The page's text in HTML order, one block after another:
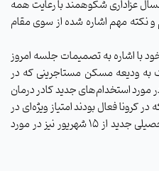
عزاداری شکوهمند با رعایت همه
و نکته مهم اشاره شده از سوی مقام
با اشاره به تصمیمات جلسه امروز
به ودیعه مسکن مستاجرینی که در
مورد استخدام‌های جدید کادر درمان
کرونا فعال بودند امتیاز ویژه‌ای در
نظر گرفته شود و در مورد آغاز سال تحصیلی جدید از ۱۵ شهریور نیز در مورد